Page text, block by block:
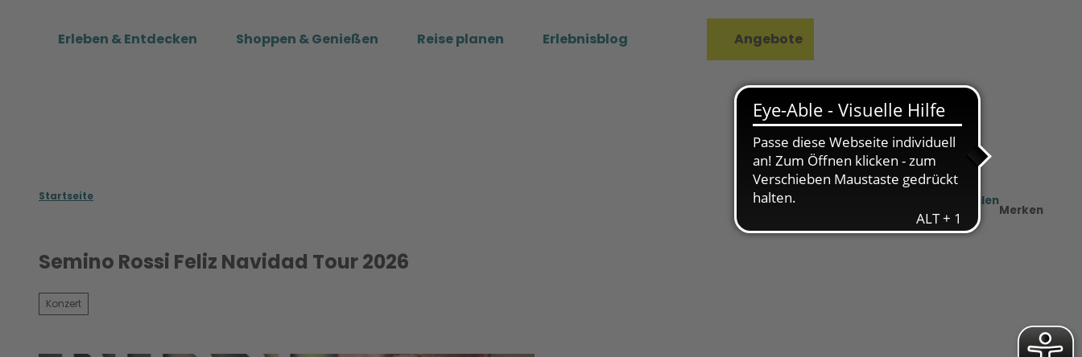
Erleben & Entdecken Shoppen & Genießen Reise planen Erlebnisblog Angebote
Startseite
PDF
Teilen
Merken
Semino Rossi Feliz Navidad Tour 2026
Konzert